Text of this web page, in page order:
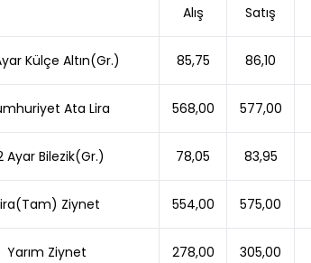
Alış Satış
Külçe Altın(Gr.) 85,75 86,10
Ata Lira 568,00 577,00
Ayar Bilezik(Gr.) 78,05 83,95
Ziynet 554,00 575,00
Yarım Ziynet 278,00 305,00